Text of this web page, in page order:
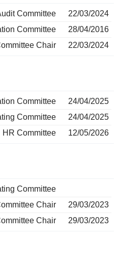
Committee
22/03/2024
Committee
28/04/2016
Chair
22/03/2024
Committee
24/04/2025
Committee
24/04/2025
HR Committee
12/05/2026
Committee
Chair
29/03/2023
Chair
29/03/2023